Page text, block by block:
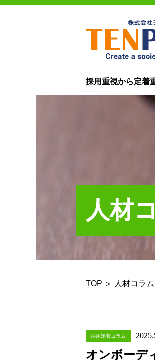
採用重視から定着
人材
TOP ＞ 人材コラム
採用定着コラム
オンボーデ